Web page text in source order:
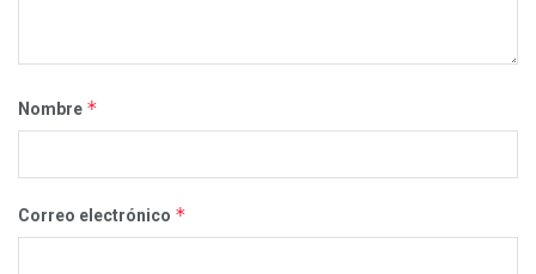
Nombre *
Correo electrónico *